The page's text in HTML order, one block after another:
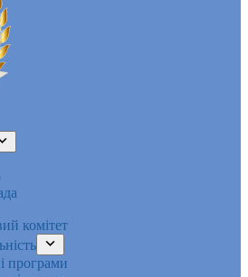
комітет
програми